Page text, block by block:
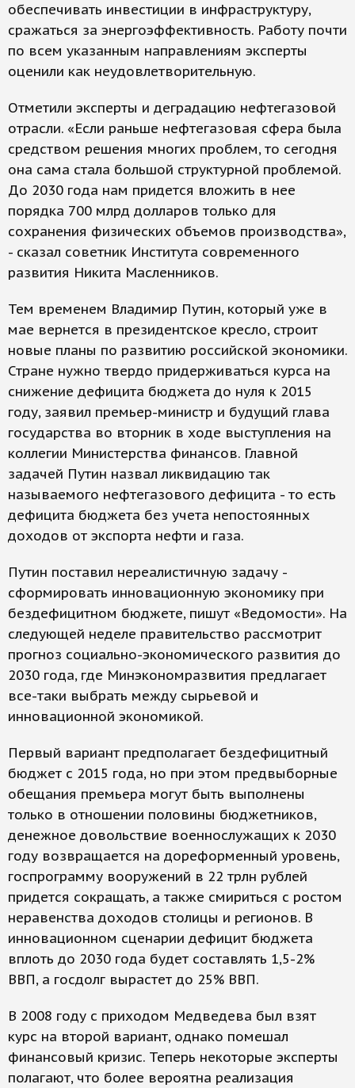
обеспечивать инвестиции в инфраструктуру,
сражаться за энергоэффективность. Работу почти
по всем указанным направлениям эксперты
оценили как неудовлетворительную.
Отметили эксперты и деградацию нефтегазовой
отрасли. «Если раньше нефтегазовая сфера была
средством решения многих проблем, то сегодня
она сама стала большой структурной проблемой.
До 2030 года нам придется вложить в нее
порядка 700 млрд долларов только для
сохранения физических объемов производства»,
- сказал советник Института современного
развития Никита Масленников.
Тем временем Владимир Путин, который уже в
мае вернется в президентское кресло, строит
новые планы по развитию российской экономики.
Стране нужно твердо придерживаться курса на
снижение дефицита бюджета до нуля к 2015
году, заявил премьер-министр и будущий глава
государства во вторник в ходе выступления на
коллегии Министерства финансов. Главной
задачей Путин назвал ликвидацию так
называемого нефтегазового дефицита - то есть
дефицита бюджета без учета непостоянных
доходов от экспорта нефти и газа.
Путин поставил нереалистичную задачу -
сформировать инновационную экономику при
бездефицитном бюджете, пишут «Ведомости». На
следующей неделе правительство рассмотрит
прогноз социально-экономического развития до
2030 года, где Минэкономразвития предлагает
все-таки выбрать между сырьевой и
инновационной экономикой.
Первый вариант предполагает бездефицитный
бюджет с 2015 года, но при этом предвыборные
обещания премьера могут быть выполнены
только в отношении половины бюджетников,
денежное довольствие военнослужащих к 2030
году возвращается на дореформенный уровень,
госпрограмму вооружений в 22 трлн рублей
придется сокращать, а также смириться с ростом
неравенства доходов столицы и регионов. В
инновационном сценарии дефицит бюджета
вплоть до 2030 года будет составлять 1,5-2%
ВВП, а госдолг вырастет до 25% ВВП.
В 2008 году с приходом Медведева был взят
курс на второй вариант, однако помешал
финансовый кризис. Теперь некоторые эксперты
полагают, что более вероятна реализация